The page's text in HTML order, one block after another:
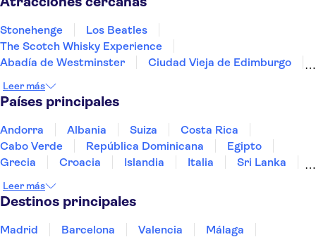
Stonehenge
Los Beatles
The Scotch Whisky Experience
Abadía de Westminster
Ciudad Vieja de Edimburgo
Visitas guiadas a Harry Potter desde Londres
Madame Tussauds Londres
Puente de la Torre
El London Eye
Río Támesis
Torre de Londres
Leer más
Países principales
Andorra Albania Suiza
Costa Rica
Cabo Verde
República Dominicana
Egipto
Grecia
Croacia Islandia Italia
Sri Lanka
Portugal
Tailandia
Leer más
Destinos principales
Madrid Barcelona Valencia
Málaga